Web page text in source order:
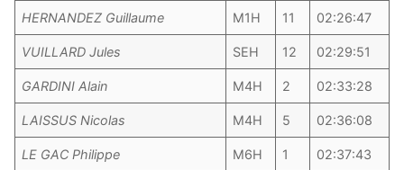
HERNANDEZ Guillaume M1H 11 02:26:47
VUILLARD Jules SEH 12 02:29:51
GARDINI Alain M4H 2 02:33:28
LAISSUS Nicolas M4H 5 02:36:08
LE GAC Philippe M6H 1 02:37:43